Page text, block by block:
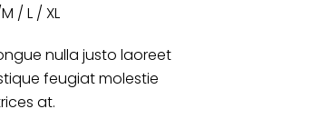
/ L / XL
nulla justo laoreet
feugiat molestie
at.